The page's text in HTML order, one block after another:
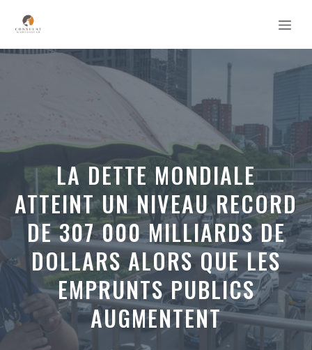
contenu
LA DETTE MONDIALE
ATTEINT UN NIVEAU RECORD
DE 307 000 MILLIARDS DE
DOLLARS ALORS QUE LES
EMPRUNTS PUBLICS
AUGMENTENT